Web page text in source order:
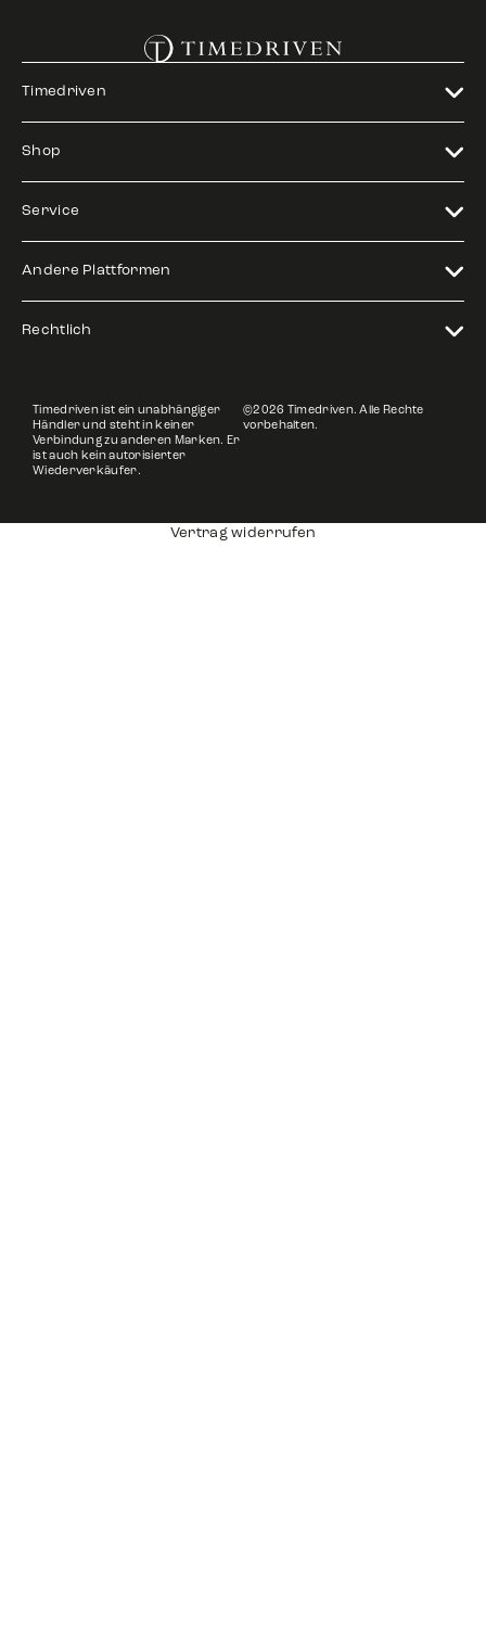
Timedriven
Shop
Service
Andere Plattformen
Rechtlich
Timedriven ist ein unabhängiger
Händler und steht in keiner
Verbindung zu anderen Marken. Er
ist auch kein autorisierter
Wiederverkäufer.
©2026 Timedriven. Alle Rechte
vorbehalten.
Vertrag widerrufen